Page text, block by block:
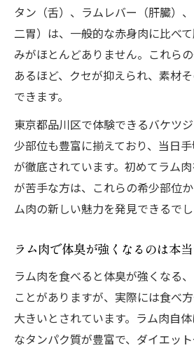
タン（舌）、ラムレバー（肝臓）
二胃）は、一般的な赤身肉に比べ
みがほとんどありません。これら
あるほど、クセが抑えられ、素材
できます。
東京都品川区で体験できるバケツ
少部位も豊富に揃えており、当日
が徹底されています。初めてラム
が苦手な方は、これらの希少部位
ム肉の新しい魅力を発見できるでし
ラム肉で体臭が強くなるのは本
ラム肉を食べると体臭が強くなる
ことがありますが、実際には食べ
大きいとされています。ラム肉自
なタンパク質が豊富で、ダイエッ